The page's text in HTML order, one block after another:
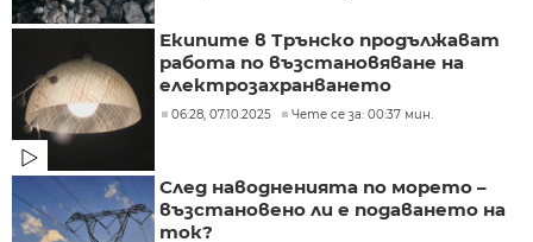
Екипите в Трънско продължават
работа по възстановяване на
електрозахранването
06:28, 07.10.2025 Чете се за: 00:37 мин.
След наводненията по морето –
възстановено ли е подаването на
ток?